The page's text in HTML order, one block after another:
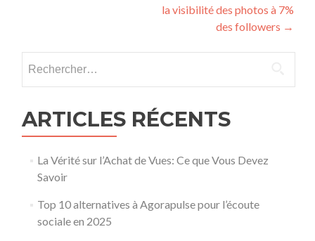
la visibilité des photos à 7%
des followers →
ARTICLES RÉCENTS
La Vérité sur l’Achat de Vues: Ce que Vous Devez
Savoir
Top 10 alternatives à Agorapulse pour l’écoute
sociale en 2025